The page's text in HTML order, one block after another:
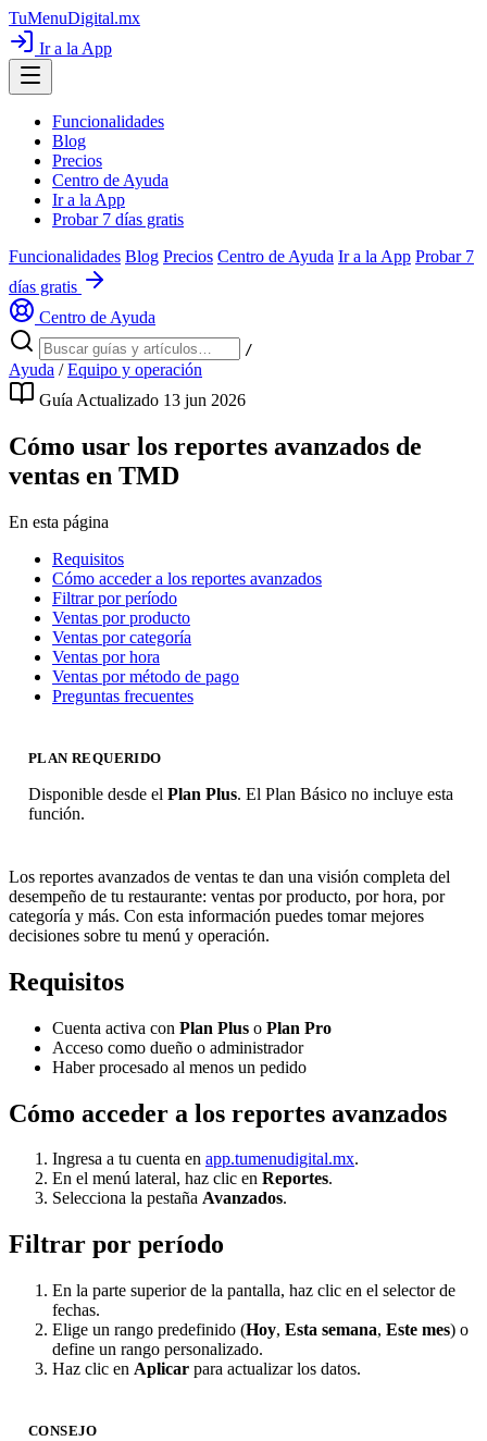
TuMenuDigital.mx
Ir a la App
Funcionalidades
Blog
Precios
Centro de Ayuda
Ir a la App
Probar 7 días gratis
Funcionalidades Blog Precios Centro de Ayuda Ir a la App Probar 7
días gratis
Centro de Ayuda
/
Ayuda / Equipo y operación
Guía Actualizado 13 jun 2026
Cómo usar los reportes avanzados de
ventas en TMD
En esta página
Requisitos
Cómo acceder a los reportes avanzados
Filtrar por período
Ventas por producto
Ventas por categoría
Ventas por hora
Ventas por método de pago
Preguntas frecuentes
PLAN REQUERIDO
Disponible desde el Plan Plus. El Plan Básico no incluye esta
función.
Los reportes avanzados de ventas te dan una visión completa del
desempeño de tu restaurante: ventas por producto, por hora, por
categoría y más. Con esta información puedes tomar mejores
decisiones sobre tu menú y operación.
Requisitos
Cuenta activa con Plan Plus o Plan Pro
Acceso como dueño o administrador
Haber procesado al menos un pedido
Cómo acceder a los reportes avanzados
Ingresa a tu cuenta en app.tumenudigital.mx.
En el menú lateral, haz clic en Reportes.
Selecciona la pestaña Avanzados.
Filtrar por período
En la parte superior de la pantalla, haz clic en el selector de
fechas.
Elige un rango predefinido (Hoy, Esta semana, Este mes) o
define un rango personalizado.
Haz clic en Aplicar para actualizar los datos.
CONSEJO